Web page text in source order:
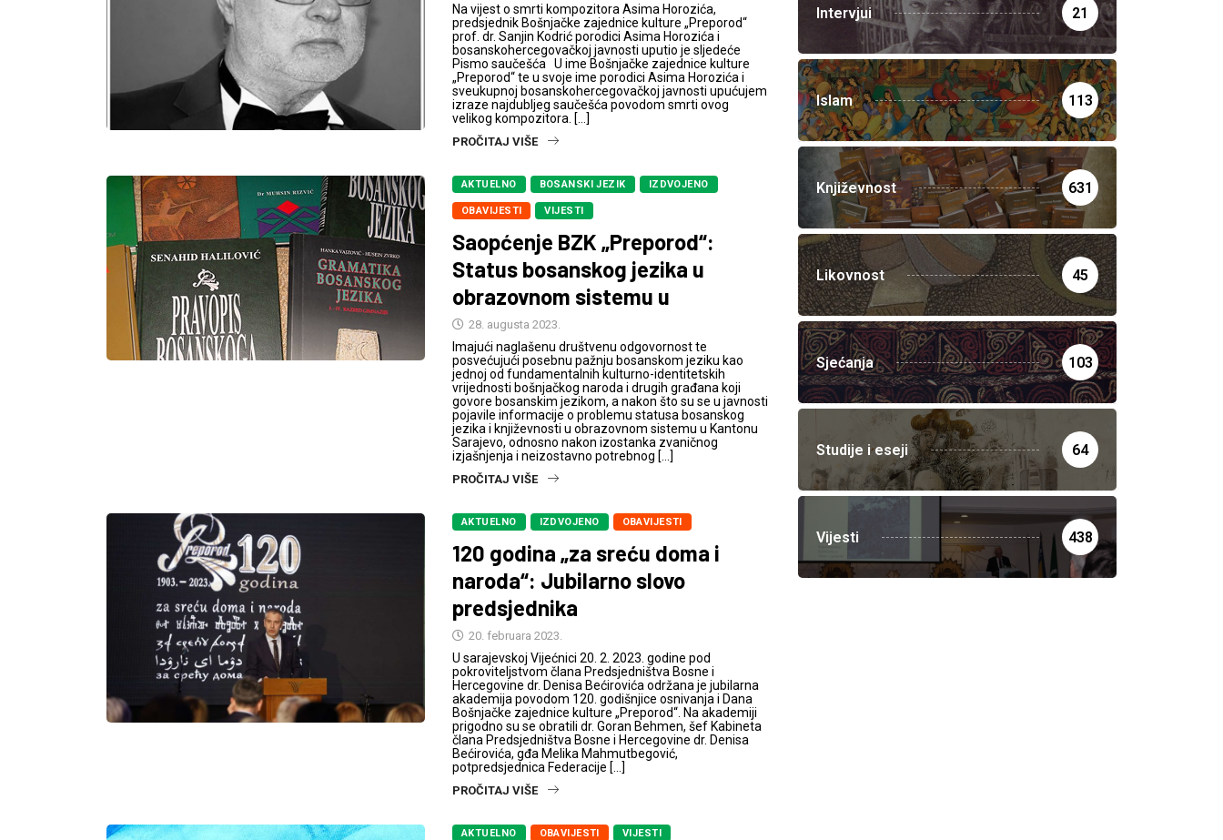
Na vijest o smrti kompozitora Asima Horozića,
predsjednik Bošnjačke zajednice kulture „Preporod“
prof. dr. Sanjin Kodrić porodici Asima Horozića i
bosanskohercegovačkoj javnosti uputio je sljedeće
Pismo saučešća U ime Bošnjačke zajednice kulture
„Preporod“ te u svoje ime porodici Asima Horozića i
sveukupnoj bosanskohercegovačkoj javnosti upućujem
izraze najdubljeg saučešća povodom smrti ovog
velikog kompozitora. […]
PROČITAJ VIŠE
AKTUELNO BOSANSKI JEZIK IZDVOJENO
OBAVIJESTI VIJESTI
Saopćenje BZK „Preporod“:
Status bosanskog jezika u
obrazovnom sistemu u
28. augusta 2023.
Imajući naglašenu društvenu odgovornost te
posvećujući posebnu pažnju bosanskom jeziku kao
jednoj od fundamentalnih kulturno-identitetskih
vrijednosti bošnjačkog naroda i drugih građana koji
govore bosanskim jezikom, a nakon što su se u javnosti
pojavile informacije o problemu statusa bosanskog
jezika i književnosti u obrazovnom sistemu u Kantonu
Sarajevo, odnosno nakon izostanka zvaničnog
izjašnjenja i neizostavno potrebnog […]
PROČITAJ VIŠE
AKTUELNO IZDVOJENO OBAVIJESTI
120 godina „za sreću doma i
naroda“: Jubilarno slovo
predsjednika
20. februara 2023.
U sarajevskoj Vijećnici 20. 2. 2023. godine pod
pokroviteljstvom člana Predsjedništva Bosne i
Hercegovine dr. Denisa Bećirovića održana je jubilarna
akademija povodom 120. godišnjice osnivanja i Dana
Bošnjačke zajednice kulture „Preporod“. Na akademiji
prigodno su se obratili dr. Goran Behmen, šef Kabineta
člana Predsjedništva Bosne i Hercegovine dr. Denisa
Bećirovića, gđa Melika Mahmutbegović,
potpredsjednica Federacije […]
PROČITAJ VIŠE
AKTUELNO OBAVIJESTI VIJESTI
Intervjui 21
Islam 113
Književnost 631
Likovnost 45
Sjećanja 103
Studije i eseji 64
Vijesti 438